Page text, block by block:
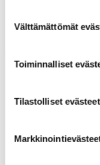
valinta
Välttämättömät
Toiminnalliset
Tilastolliset evästeet